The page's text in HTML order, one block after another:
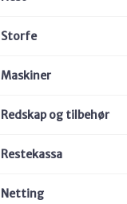
Storfe
Maskiner
Redskap og tilbehør
Restekassa
Netting